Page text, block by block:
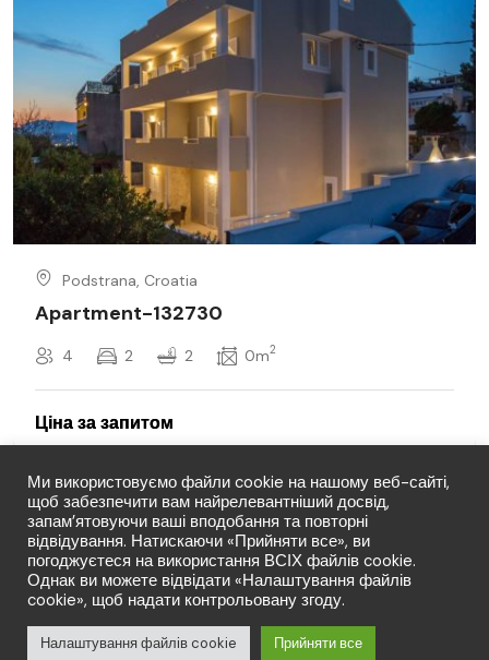
Podstrana, Croatia
Apartment-132730
4 2 2 0m2
© Copyright LFT 2026. Права захищено.
Ми використовуємо файли cookie на нашому веб-сайті,
щоб забезпечити вам найрелевантніший досвід,
запам’ятовуючи ваші вподобання та повторні
відвідування. Натискаючи «Прийняти все», ви
погоджуєтеся на використання ВСІХ файлів cookie.
Однак ви можете відвідати «Налаштування файлів
cookie», щоб надати контрольовану згоду.
Налаштування файлів cookie Прийняти все